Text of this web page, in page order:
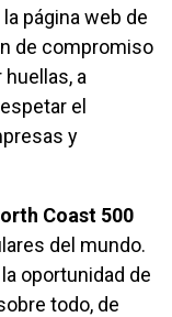
página web de
de compromiso
a
el
y
Coast 500
del mundo.
oportunidad de
todo, de